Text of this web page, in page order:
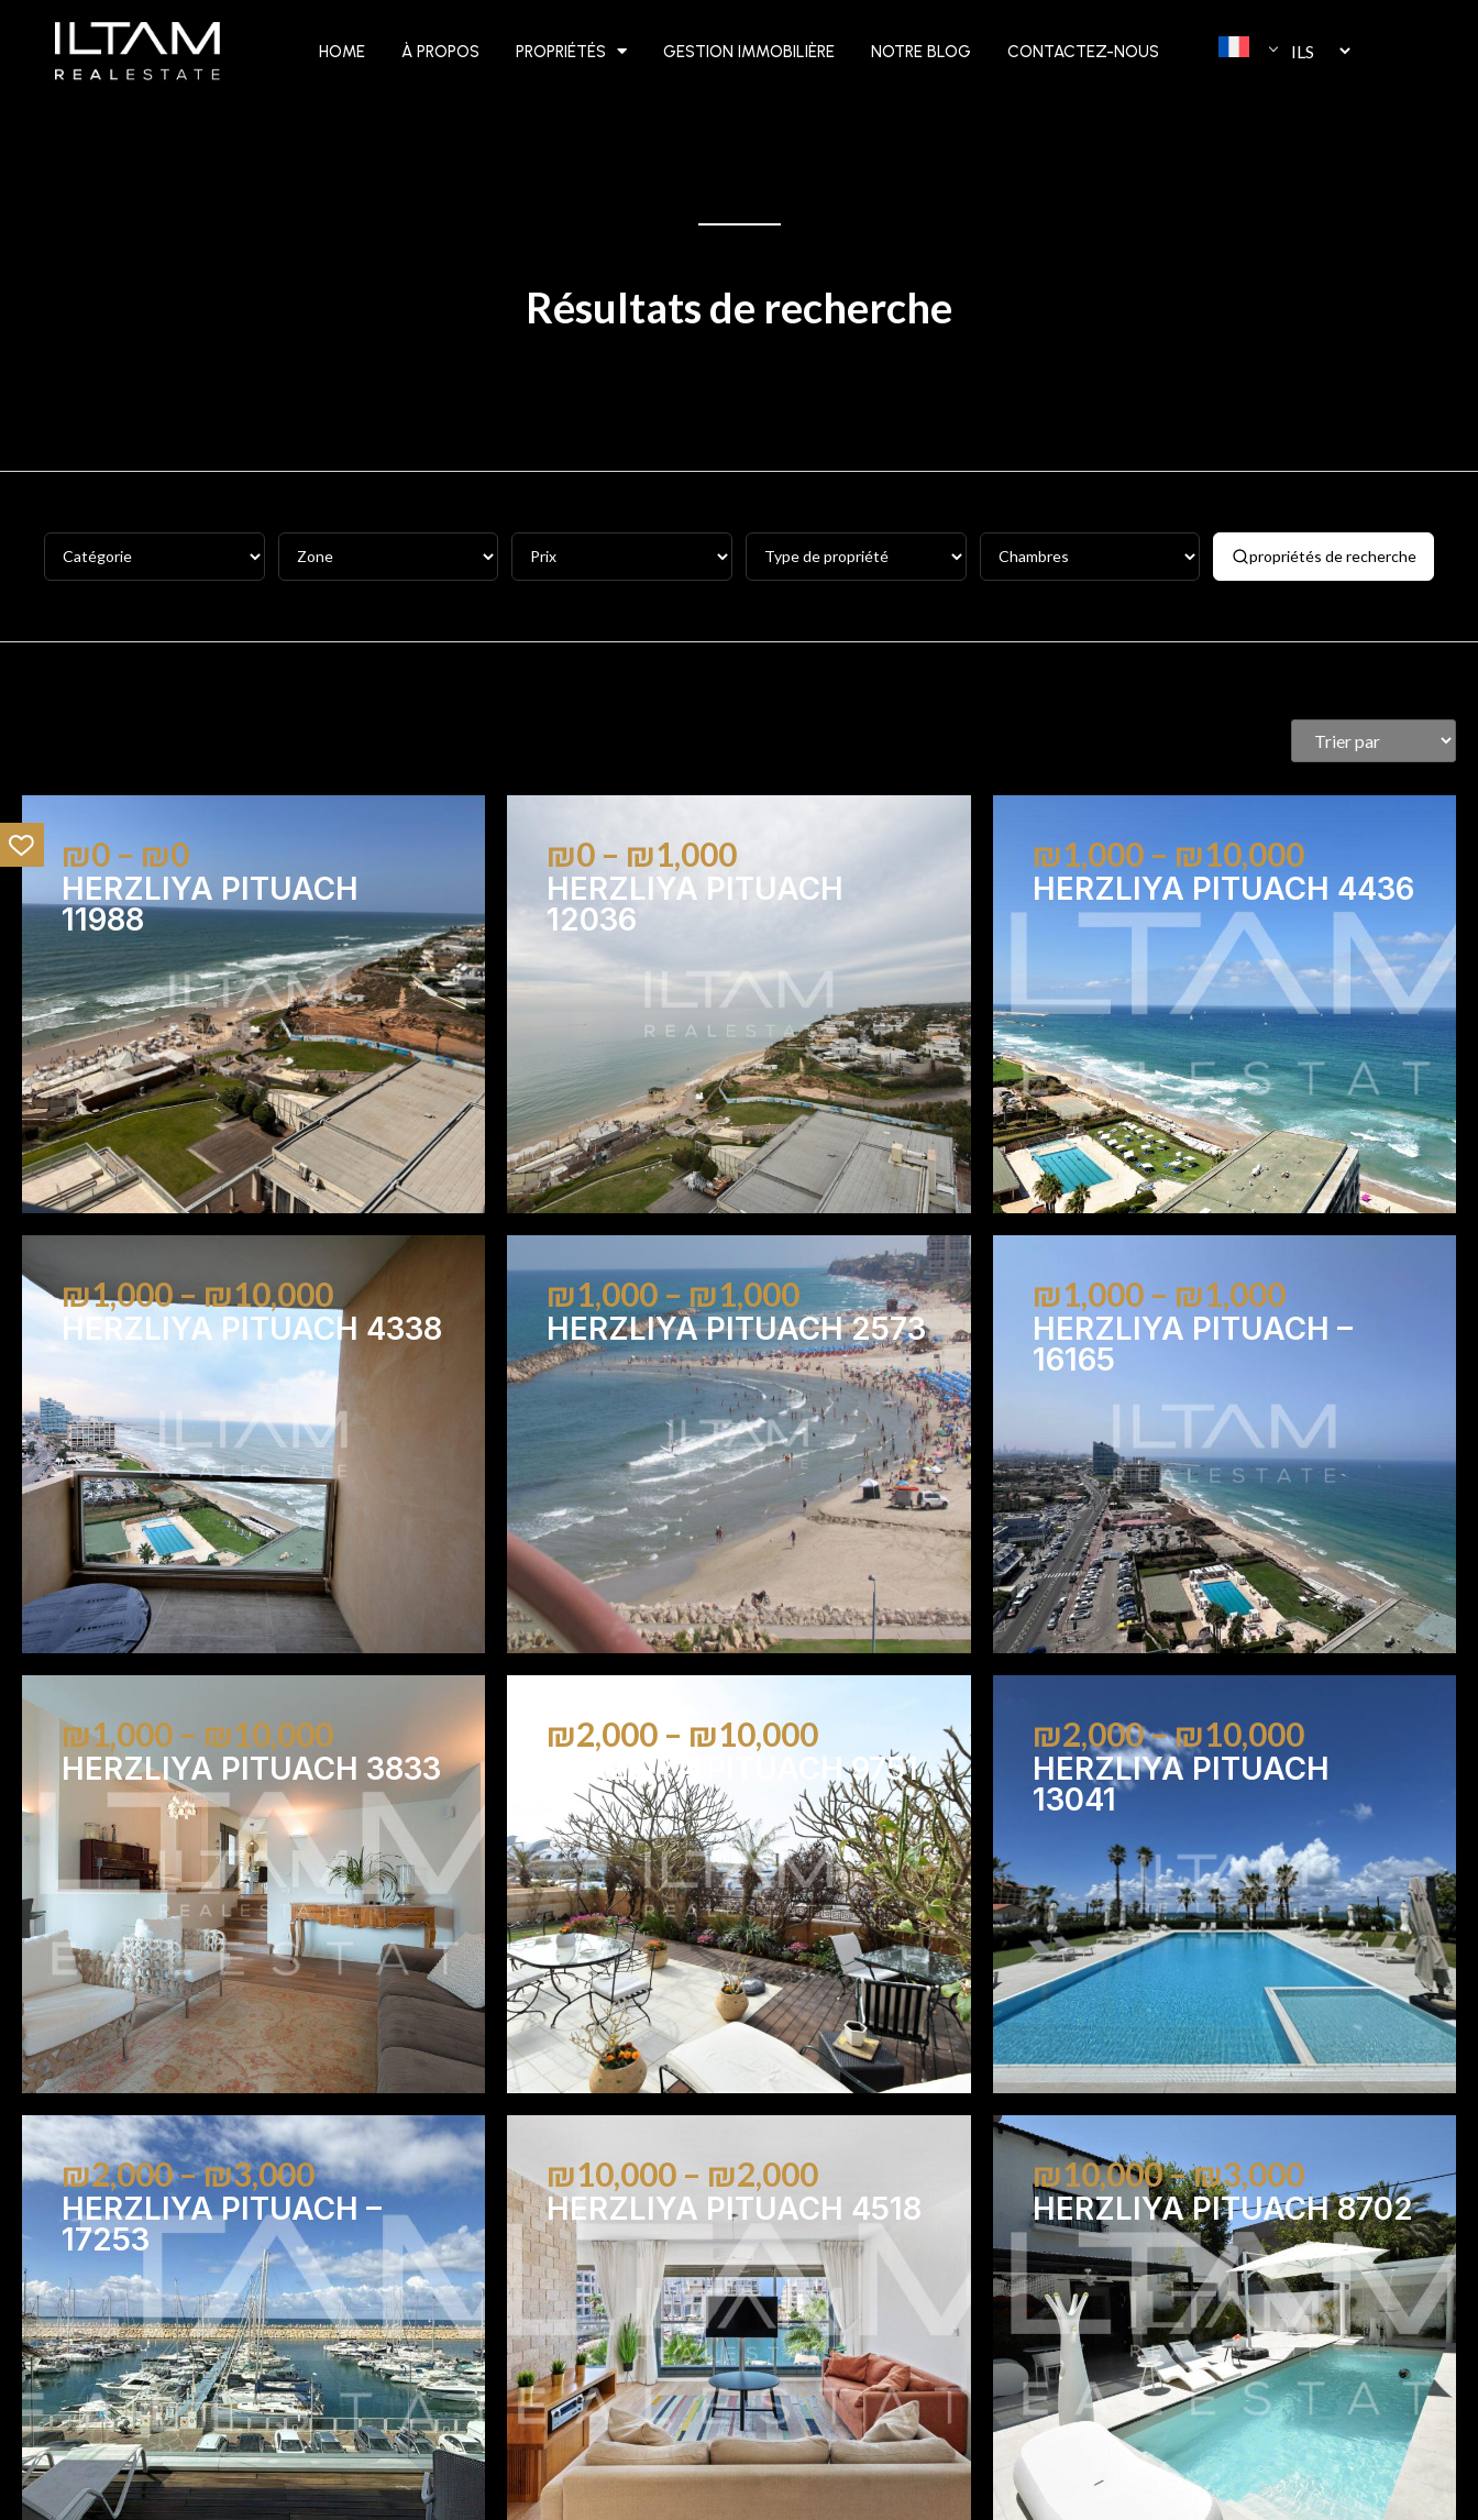
HOME À PROPOS PROPRIÉTÉS GESTION IMMOBILIÈRE NOTRE BLOG CONTACTEZ-NOUS
Résultats de recherche
propriétés de recherche
₪0 – ₪0
HERZLIYA PITUACH
11988
1
₪0 – ₪1,000
HERZLIYA PITUACH
12036
1
₪1,000 – ₪10,000
HERZLIYA PITUACH 4436
1
₪1,000 – ₪10,000
HERZLIYA PITUACH 4338
₪1,000 – ₪1,000
HERZLIYA PITUACH 2573
2 2
₪1,000 – ₪1,000
HERZLIYA PITUACH –
16165
₪1,000 – ₪10,000
HERZLIYA PITUACH 3833
4 4
₪2,000 – ₪10,000
HERZLIYA PITUACH 9751
2 2
₪2,000 – ₪10,000
HERZLIYA PITUACH
13041
₪2,000 – ₪3,000
HERZLIYA PITUACH –
17253
2
₪10,000 – ₪2,000
HERZLIYA PITUACH 4518
2 2
₪10,000 – ₪3,000
HERZLIYA PITUACH 8702
2